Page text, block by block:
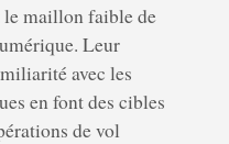
le maillon faible de
Leur
avec les
en font des cibles
de vol